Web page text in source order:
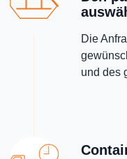
Die
und des